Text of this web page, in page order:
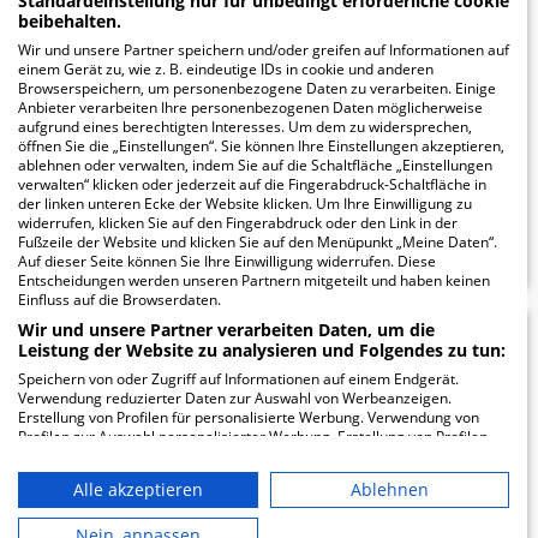
Kaiserslautern
Brüssler Straße 7
67655 Kaiserslautern
ZUM PROFIL
23.09
Westpfalz-Klinikum
GmbH - Standort III
Kirchheimbolanden
beibehalten.
Wir und unsere Partner speichern und/oder greifen auf Informationen auf
einem Gerät zu, wie z. B. eindeutige IDs in cookie und anderen
Browserspeichern, um personenbezogene Daten zu verarbeiten. Einige
Anbieter verarbeiten Ihre personenbezogenen Daten möglicherweise
aufgrund eines berechtigten Interesses. Um dem zu widersprechen,
öffnen Sie die „Einstellungen“. Sie können Ihre Einstellungen akzeptieren,
ablehnen oder verwalten, indem Sie auf die Schaltfläche „Einstellungen
verwalten“ klicken oder jederzeit auf die Fingerabdruck-Schaltfläche in
der linken unteren Ecke der Website klicken. Um Ihre Einwilligung zu
widerrufen, klicken Sie auf den Fingerabdruck oder den Link in der
Fußzeile der Website und klicken Sie auf den Menüpunkt „Meine Daten“.
Auf dieser Seite können Sie Ihre Einwilligung widerrufen. Diese
Entscheidungen werden unseren Partnern mitgeteilt und haben keinen
Einfluss auf die Browserdaten.
Wir und unsere Partner verarbeiten Daten, um die
Leistung der Website zu analysieren und Folgendes zu tun:
Speichern von oder Zugriff auf Informationen auf einem Endgerät.
Verwendung reduzierter Daten zur Auswahl von Werbeanzeigen.
Erstellung von Profilen für personalisierte Werbung. Verwendung von
Profilen zur Auswahl personalisierter Werbung. Erstellung von Profilen
personalisierter Inhalte. Messung der Werbeleistung. Messung der
Performance von Inhalten. Analyse von Zielgruppen durch Statistiken
oder Kombinationen von Daten aus verschiedenen Quellen. Entwicklung
und Verbesserung der Angebote. Verwendung reduzierter Daten zur
Alle akzeptieren
Ablehnen